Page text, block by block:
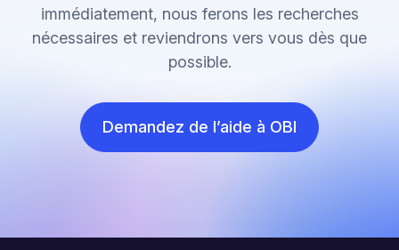
immédiatement, nous ferons les recherches
nécessaires et reviendrons vers vous dès que
possible.
Demandez de l’aide à OBI